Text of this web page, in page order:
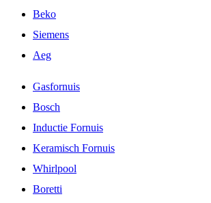
Beko
Siemens
Aeg
Gasfornuis
Bosch
Inductie Fornuis
Keramisch Fornuis
Whirlpool
Boretti